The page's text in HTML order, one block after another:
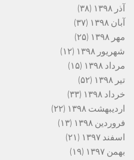
آذر ۱۳۹۸
(۳۸)
آبان ۱۳۹۸
(۳۷)
مهر ۱۳۹۸
(۲۵)
شهریور ۱۳۹۸
(۱۲)
مرداد ۱۳۹۸
(۱۵)
تیر ۱۳۹۸
(۵۲)
خرداد ۱۳۹۸
(۳۳)
اردیبهشت ۱۳۹۸
(۲۲)
فروردین ۱۳۹۸
(۱۳)
اسفند ۱۳۹۷
(۲۱)
بهمن ۱۳۹۷
(۱۹)